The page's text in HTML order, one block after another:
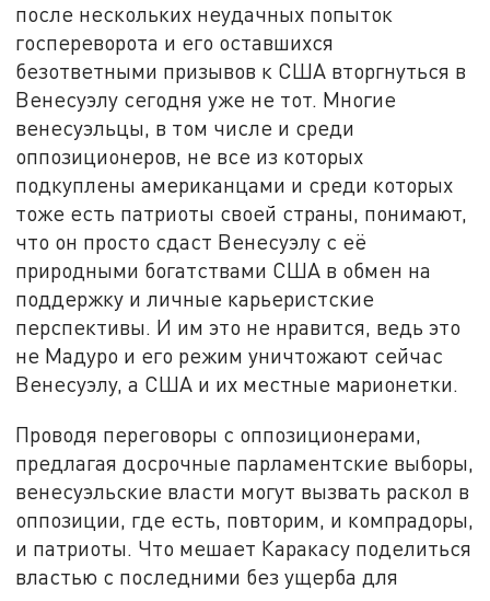
после нескольких неудачных попыток
госпереворота и его оставшихся
безответными призывов к США вторгнуться в
Венесуэлу сегодня уже не тот. Многие
венесуэльцы, в том числе и среди
оппозиционеров, не все из которых
подкуплены американцами и среди которых
тоже есть патриоты своей страны, понимают,
что он просто сдаст Венесуэлу с её
природными богатствами США в обмен на
поддержку и личные карьеристские
перспективы. И им это не нравится, ведь это
не Мадуро и его режим уничтожают сейчас
Венесуэлу, а США и их местные марионетки.
Проводя переговоры с оппозиционерами,
предлагая досрочные парламентские выборы,
венесуэльские власти могут вызвать раскол в
оппозиции, где есть, повторим, и компрадоры,
и патриоты. Что мешает Каракасу поделиться
властью с последними без ущерба для